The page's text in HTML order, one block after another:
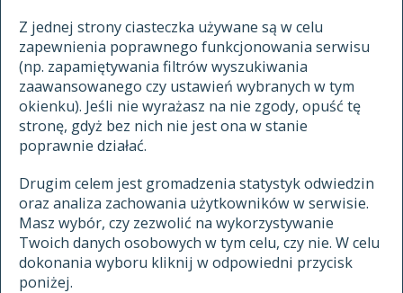
Z jednej strony ciasteczka używane są w celu
zapewnienia poprawnego funkcjonowania serwisu
(np. zapamiętywania filtrów wyszukiwania
zaawansowanego czy ustawień wybranych w tym
okienku). Jeśli nie wyrażasz na nie zgody, opuść tę
stronę, gdyż bez nich nie jest ona w stanie
poprawnie działać.
Drugim celem jest gromadzenia statystyk odwiedzin
oraz analiza zachowania użytkowników w serwisie.
Masz wybór, czy zezwolić na wykorzystywanie
Twoich danych osobowych w tym celu, czy nie. W celu
dokonania wyboru kliknij w odpowiedni przycisk
poniżej.
autorzy tekstów źródłowych
zasady opracowania
statystyki
najnowsze hasła
ostatnio zmodyfikowane hasła
materiały archiwalne
cytowanie
kontakt
XVII I XVIII WIEKU
znajdź hasła
zaczynające się od